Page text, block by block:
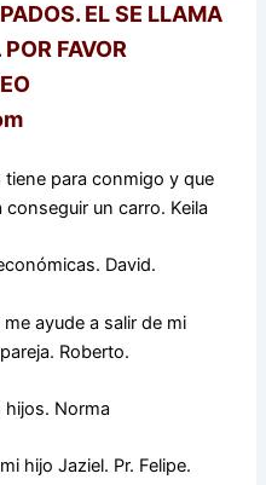
EL SE LLAMA
FAVOR
para conmigo y que
un carro. Keila
David.
ayude a salir de mi
Roberto.
Norma
hijo Jaziel. Pr. Felipe.